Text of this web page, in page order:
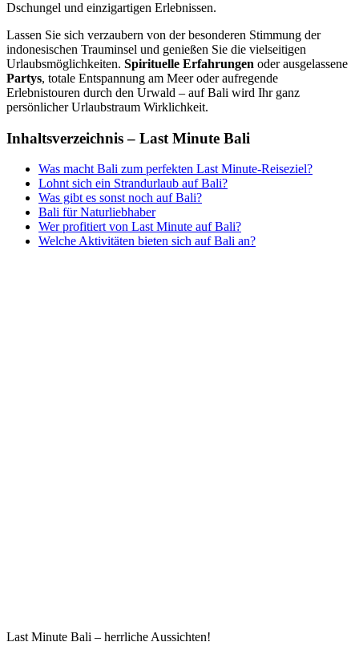
Dschungel und einzigartigen Erlebnissen.
Lassen Sie sich verzaubern von der besonderen Stimmung der
indonesischen Trauminsel und genießen Sie die vielseitigen
Urlaubsmöglichkeiten. Spirituelle Erfahrungen oder ausgelassene
Partys, totale Entspannung am Meer oder aufregende
Erlebnistouren durch den Urwald – auf Bali wird Ihr ganz
persönlicher Urlaubstraum Wirklichkeit.
Inhaltsverzeichnis – Last Minute Bali
Was macht Bali zum perfekten Last Minute-Reiseziel?
Lohnt sich ein Strandurlaub auf Bali?
Was gibt es sonst noch auf Bali?
Bali für Naturliebhaber
Wer profitiert von Last Minute auf Bali?
Welche Aktivitäten bieten sich auf Bali an?
Last Minute Bali – herrliche Aussichten!